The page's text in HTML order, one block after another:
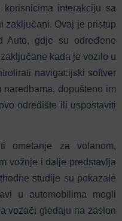
interakciju sa
zaključani. Ovaj je pristup
Auto, gdje su određene
kada je vozilo u
navigacijski softver
dopušteno im
odredište ili uspostaviti
ometanje za volanom,
vožnje i dalje predstavlja
studije su pokazale
u automobilima mogli
vozači gledaju na zaslon